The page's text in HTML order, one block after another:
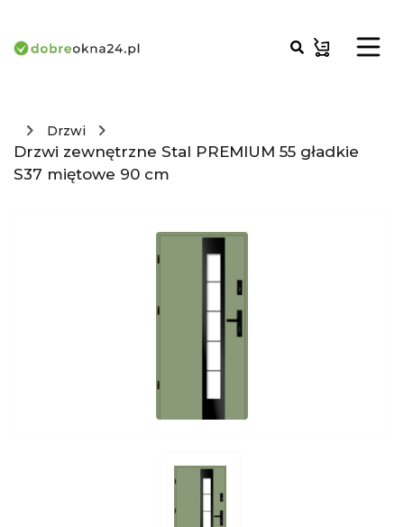
Drzwi
Drzwi zewnętrzne Stal PREMIUM 55 gładkie
S37 miętowe 90 cm